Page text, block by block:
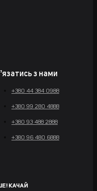
з нами
+380 44 384 0988
+380 99 280 4888
+380 93 488 2888
+380 96 480 6888
КАЧАЙ